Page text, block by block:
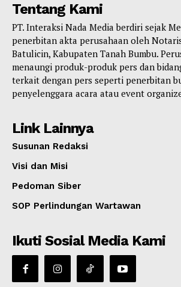
Tentang Kami
PT. Interaksi Nada Media berdiri sejak
penerbitan akta perusahaan oleh
Batulicin, Kabupaten Tanah Bumbu.
menaungi produk-produk pers dan
terkait dengan pers seperti penerbitan
penyelenggara acara atau event
Link Lainnya
Susunan Redaksi
Visi dan Misi
Pedoman Siber
SOP Perlindungan Wartawan
Ikuti Sosial Media Kami